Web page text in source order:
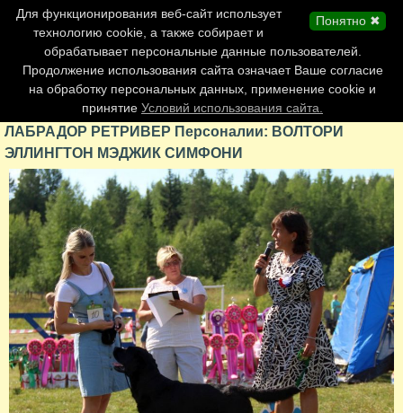
Главная страница
Обновления сайта
Контакты
Персоналии
Форум
ЛАБРАДОР РЕТРИВЕР Персоналии: ВОЛТОРИ
ЭЛЛИНГТОН МЭДЖИК СИМФОНИ
Понятно ✖
Для функционирования веб-сайт использует
технологию cookie, а также собирает и
обрабатывает персональные данные пользователей.
Продолжение использования сайта означает Ваше согласие
на обработку персональных данных, применение cookie и
принятие Условий использования сайта.